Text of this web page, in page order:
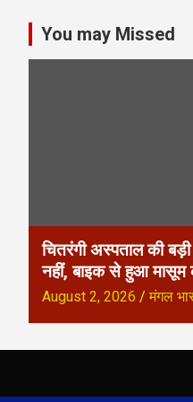
s
t
g
a
i
You may Missed
चितरंगी अस्पताल की
नहीं, बाइक से हुआ
August 2, 2026 मंगल